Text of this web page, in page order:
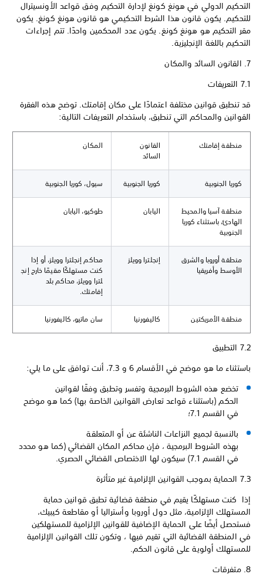
التحكيم الدولي في هونغ كونغ لإدارة التحكيم وفق قواعد الأونسيترال
للتحكيم. يكون قانون هذا الشرط التحكيمي هو قانون هونغ كونغ. يكون
مقر التحكيم هو هونغ كونغ. يكون عدد المحكمين واحدًا. تتم إجراءات
التحكيم باللغة الإنجليزية.
7. القانون السائد والمكان
7.1 التعريفات
قد تنطبق قوانين مختلفة اعتمادًا على مكان إقامتك. توضح هذه الفقرة
القوانين والمحاكم التي تنطبق، باستخدام التعريفات التالية:
منطقة إقامتك
القانون
السائد
المكان
كوريا الجنوبية كوريا الجنوبية سيول، كوريا الجنوبية
منطقة آسيا والمحيط
الهادئ، باستثناء كوريا
الجنوبية
اليابان طوكيو، اليابان
منطقة أوروبا والشرق
الأوسط وأفريقيا
إنجلترا وويلز
محاكم إنجلترا وويلز، أو إذا
كنت مستهلكًا مقيمًا خارج إنج
لترا وويلز، محاكم بلد
إقامتك.
منطقة الأمريكتين كاليفورنيا سان ماتيو، كاليفورنيا
7.2 التطبيق
باستثناء ما هو موضح في الأقسام 6 و 7.3، أنت توافق على ما يلي:
تخضع هذه الشروط البرمجية وتفسر وتطبق وفقًا لقوانين
الحكم (باستثناء قواعد تعارض القوانين الخاصة بها) كما هو موضح
في القسم 7.1؛
بالنسبة لجميع النزاعات الناشئة عن أو المتعلقة
بهذه الشروط البرمجية ، فإن محاكم المكان القضائي (كما هو محدد
في القسم 7.1) سيكون لها الاختصاص القضائي الحصري.
7.3 الحماية بموجب القوانين الإلزامية غير متأثرة
إذا كنت مستهلكًا يقيم في منطقة قضائية تطبق قوانين حماية
المستهلك الإلزامية، مثل دول أوروبا وأستراليا أو مقاطعة كيبيك،
فستحصل أيضًا على الحماية الإضافية للقوانين الإلزامية للمستهلكين
في المنطقة القضائية التي تقيم فيها ، وتكون تلك القوانين الإلزامية
للمستهلك أولوية على قانون الحكم.
8. متفرقات